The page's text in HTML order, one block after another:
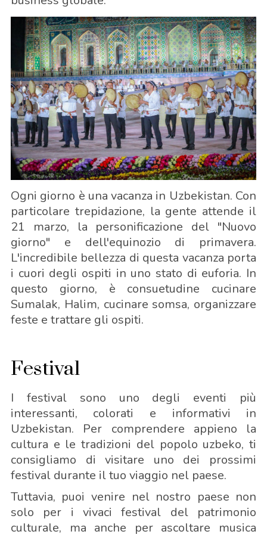
Ogni giorno è una vacanza in Uzbekistan. Con
particolare trepidazione, la gente attende il
21 marzo, la personificazione del "Nuovo
giorno" e dell'equinozio di primavera.
L'incredibile bellezza di questa vacanza porta
i cuori degli ospiti in uno stato di euforia. In
questo giorno, è consuetudine cucinare
Sumalak, Halim, cucinare somsa, organizzare
feste e trattare gli ospiti.
Festival
I festival sono uno degli eventi più
interessanti, colorati e informativi in
Uzbekistan. Per comprendere appieno la
cultura e le tradizioni del popolo uzbeko, ti
consigliamo di visitare uno dei prossimi
festival durante il tuo viaggio nel paese.
Tuttavia, puoi venire nel nostro paese non
solo per i vivaci festival del patrimonio
culturale, ma anche per ascoltare musica